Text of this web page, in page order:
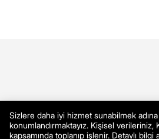
Sizlere daha iyi hizmet sunabilmek
konumlandırmaktayız. Kişisel verileriniz,
kapsamında toplanıp işlenir. Detaylı bilgi